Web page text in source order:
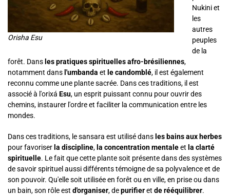
Orisha Esu
Nukini et
les
autres
peuples
de la
forêt. Dans les pratiques spirituelles afro-brésiliennes,
notamment dans l'umbanda et le candomblé, il est également
reconnu comme une plante sacrée. Dans ces traditions, il est
associé à l'orixá Esu, un esprit puissant connu pour ouvrir des
chemins, instaurer l'ordre et faciliter la communication entre les
mondes.
Dans ces traditions, le sansara est utilisé dans les bains aux herbes
pour favoriser la discipline, la concentration mentaleet la clarté
spirituelle. Le fait que cette plante soit présente dans des systèmes
de savoir spirituel aussi différents témoigne de sa polyvalence et de
son pouvoir. Qu'elle soit utilisée en forêt ou en ville, en prise ou dans
un bain, son rôle est d'organiser, depurifieret de rééquilibrer.